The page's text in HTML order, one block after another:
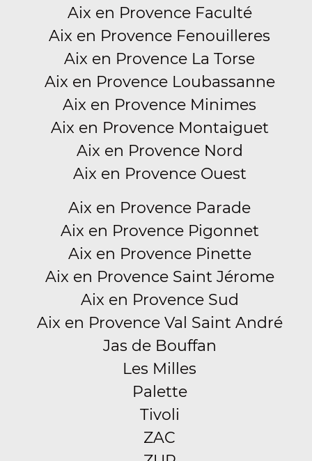
Aix en Provence Faculté
Aix en Provence Fenouilleres
Aix en Provence La Torse
Aix en Provence Loubassanne
Aix en Provence Minimes
Aix en Provence Montaiguet
Aix en Provence Nord
Aix en Provence Ouest
Aix en Provence Parade
Aix en Provence Pigonnet
Aix en Provence Pinette
Aix en Provence Saint Jérome
Aix en Provence Sud
Aix en Provence Val Saint André
Jas de Bouffan
Les Milles
Palette
Tivoli
ZAC